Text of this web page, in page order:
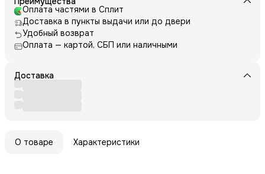
Оплата частями в Сплит
Доставка в пункты выдачи или до двери
Удобный возврат
Оплата — картой, СБП или наличными
Доставка
О товаре Характеристики